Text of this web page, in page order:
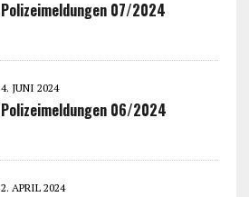
Polizeimeldungen 07/2024
4. JUNI 2024
Polizeimeldungen 06/2024
2. APRIL 2024